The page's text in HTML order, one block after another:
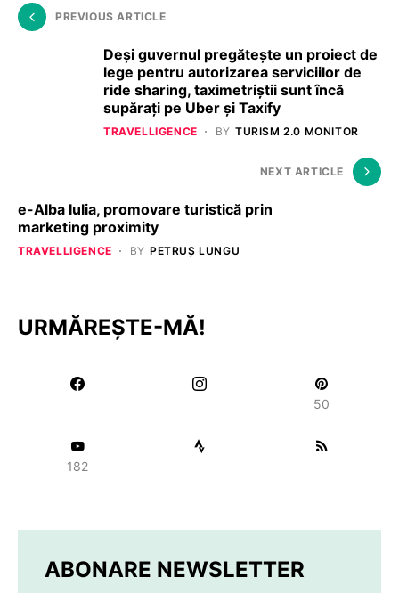
PREVIOUS ARTICLE
Deși guvernul pregătește un proiect de
lege pentru autorizarea serviciilor de
ride sharing, taximetriștii sunt încă
supărați pe Uber și Taxify
TRAVELLIGENCE BY TURISM 2.0 MONITOR
NEXT ARTICLE
e-Alba Iulia, promovare turistică prin
marketing proximity
TRAVELLIGENCE BY PETRUȘ LUNGU
URMĂREȘTE-MĂ!
50
182
ABONARE NEWSLETTER